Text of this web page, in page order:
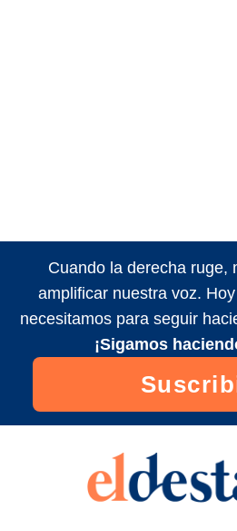
Cuando la derecha ruge,
amplificar nuestra voz.
necesitamos para seguir
¡Sigamos